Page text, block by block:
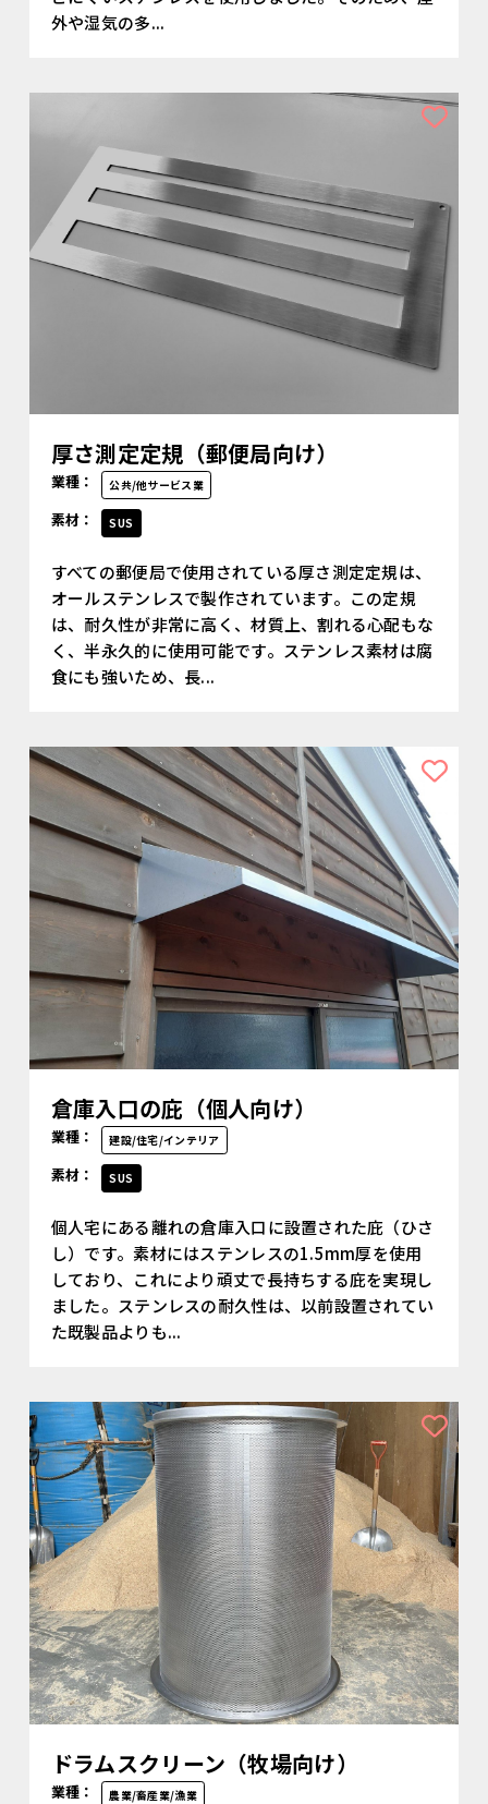
外や湿気の多...
厚さ測定定規（郵便局向け）
業種： 公共/他サービス業
素材： SUS
すべての郵便局で使用されている厚さ測定定規は、
オールステンレスで製作されています。この定規
は、耐久性が非常に高く、材質上、割れる心配もな
く、半永久的に使用可能です。ステンレス素材は腐
食にも強いため、長...
倉庫入口の庇（個人向け）
業種： 建設/住宅/インテリア
素材： SUS
個人宅にある離れの倉庫入口に設置された庇（ひさ
し）です。素材にはステンレスの1.5mm厚を使用
しており、これにより頑丈で長持ちする庇を実現し
ました。ステンレスの耐久性は、以前設置されてい
た既製品よりも...
ドラムスクリーン（牧場向け）
業種： 農業/畜産業/漁業